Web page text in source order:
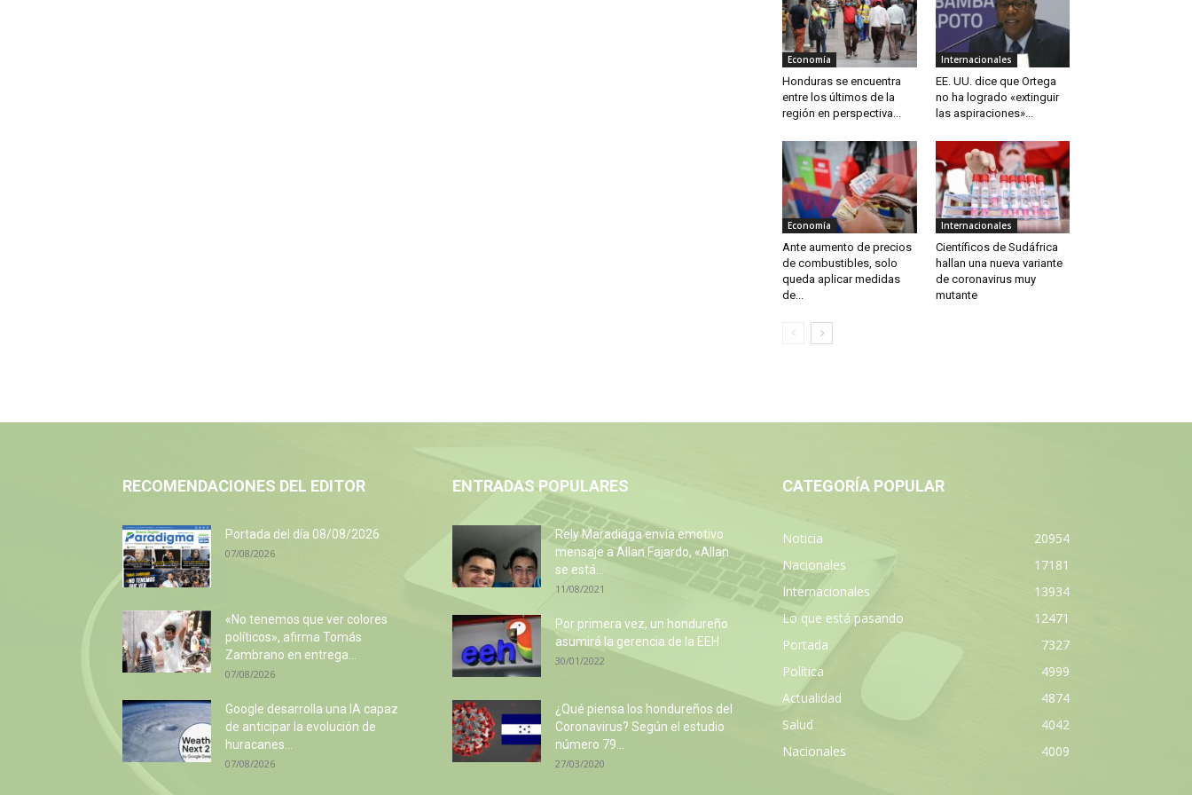
Economía
Honduras se encuentra
entre los últimos de la
región en perspectiva...
Internacionales
EE. UU. dice que Ortega
no ha logrado «extinguir
las aspiraciones»...
Economía
Ante aumento de precios
de combustibles, solo
queda aplicar medidas
de...
Internacionales
Científicos de Sudáfrica
hallan una nueva variante
de coronavirus muy
mutante
RECOMENDACIONES DEL EDITOR
Portada del día 08/08/2026
07/08/2026
«No tenemos que ver colores
políticos», afirma Tomás
Zambrano en entrega...
07/08/2026
Google desarrolla una IA capaz
de anticipar la evolución de
huracanes...
07/08/2026
ENTRADAS POPULARES
Rely Maradiaga envía emotivo
mensaje a Allan Fajardo, «Allan
se está...
11/08/2021
Por primera vez, un hondureño
asumirá la gerencia de la EEH
30/01/2022
¿Qué piensa los hondureños del
Coronavirus? Según el estudio
número 79...
27/03/2020
CATEGORÍA POPULAR
Noticia
20954
Nacionales
17181
Internacionales
13934
Lo que está pasando
12471
Portada
7327
Política
4999
Actualidad
4874
Salud
4042
Nacionales
4009